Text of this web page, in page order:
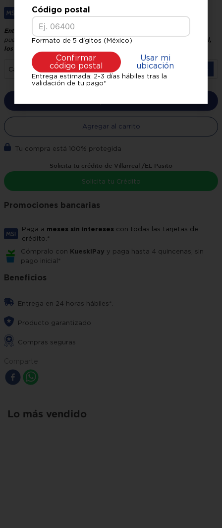
Hasta3x$749.66sin interés.
Entrega GRATIS, recíbelo en 24 horas hábiles
puede variar según tu ubicación y logística.
Verifica tu código postal,
los precios pueden variar según la zona.
Cantidad ＋
－
Agregar al carrito
Tu compra está 100% protegida
Solicita tu crédito de Villarreal /EL Pasito
Solicita tu Crédito
Promociones bancarias
Paga a meses sin intereses con todas las tarjetas de
crédito.*
Cómpralo con KueskiPay y paga hasta 4 quincenas, sin
pago inicial*
Beneficios
Entrega en 24 horas hábiles*.
Producto garantizado
Compras seguras
Lo más vendido
Código postal
Formato de 5 dígitos (México)
Confirmar
código postal
Usar mi
ubicación
Entrega estimada: 2-3 días hábiles tras la
validación de tu pago*